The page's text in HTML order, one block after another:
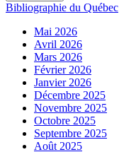
Bibliographie du Québec
Mai 2026
Avril 2026
Mars 2026
Février 2026
Janvier 2026
Décembre 2025
Novembre 2025
Octobre 2025
Septembre 2025
Août 2025